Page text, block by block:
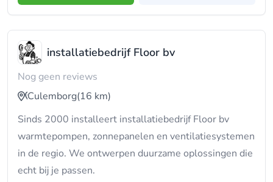
installatiebedrijf Floor bv
Nog geen reviews
Culemborg(16 km)
Sinds 2000 installeert installatiebedrijf Floor bv
warmtepompen, zonnepanelen en ventilatiesystemen
in de regio. We ontwerpen duurzame oplossingen die
echt bij je passen.